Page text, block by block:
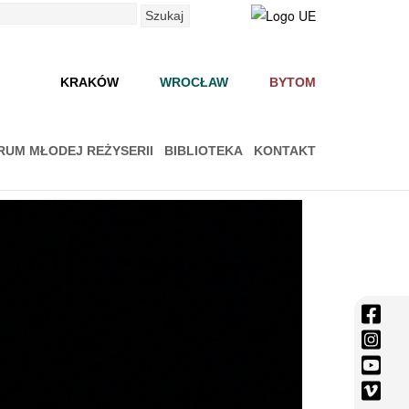
-
się
w
-
-
Szukaj
KRAKÓW WROCŁAW BYTOM
MŁODEJ REŻYSERII BIBLIOTEKA KONTAKT